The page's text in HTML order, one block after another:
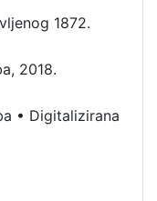
1872.
2018.
• Digitalizirana